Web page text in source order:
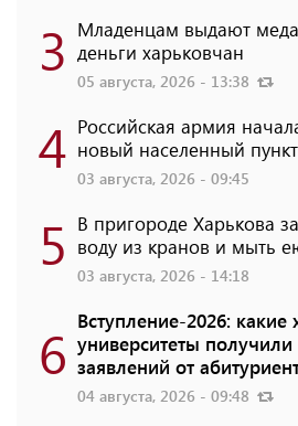
3 Младенцам выдают
деньги харьковчан
05 августа, 2026 - 13:38
4 Российская армия
новый населенный
03 августа, 2026 - 09:45
5 В пригороде Харькова
воду из кранов и мыть
03 августа, 2026 - 14:18
6 Вступление-2026: какие
университеты
заявлений от
04 августа, 2026 - 09:48